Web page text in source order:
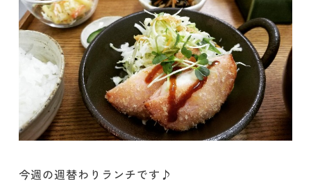
今週の週替わりランチです♪